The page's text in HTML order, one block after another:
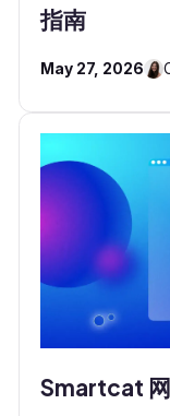
指南
May 27, 2026
Smartcat